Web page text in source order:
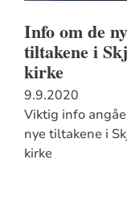
Info om de
tiltakene i
kirke
9.9.2020
Viktig info
nye tiltakene i
kirke